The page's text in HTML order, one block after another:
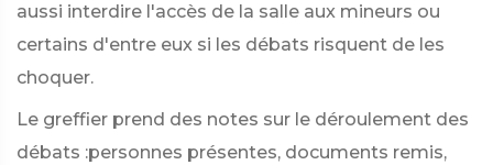
aussi interdire l'accès de la salle aux mineurs ou
certains d'entre eux si les débats risquent de les
choquer.
Le greffier prend des notes sur le déroulement des
débats :personnes présentes, documents remis,